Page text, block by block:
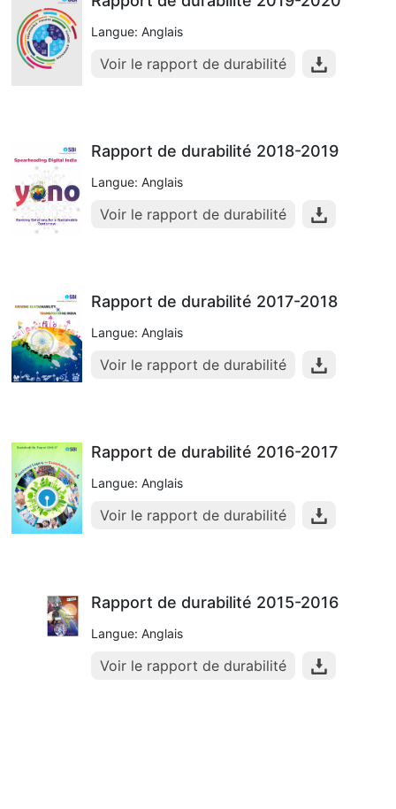
Langue: Anglais
Voir le rapport de durabilité
Rapport de durabilité 2018-2019
Langue: Anglais
Voir le rapport de durabilité
Rapport de durabilité 2017-2018
Langue: Anglais
Voir le rapport de durabilité
Rapport de durabilité 2016-2017
Langue: Anglais
Voir le rapport de durabilité
Rapport de durabilité 2015-2016
Langue: Anglais
Voir le rapport de durabilité